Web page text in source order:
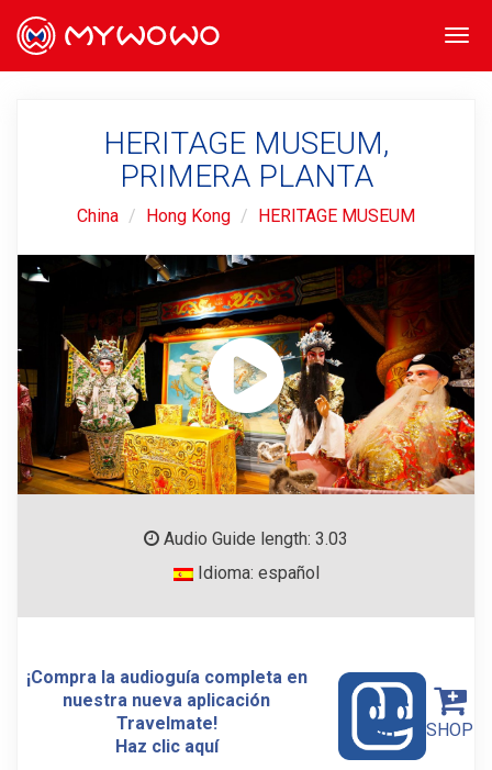
HERITAGE MUSEUM,
PRIMERA PLANTA
China Hong Kong HERITAGE MUSEUM
Audio Guide length: 3.03
Idioma: español
¡Compra la audioguía completa en
nuestra nueva aplicación
Travelmate!
Haz clic aquí
SHOP